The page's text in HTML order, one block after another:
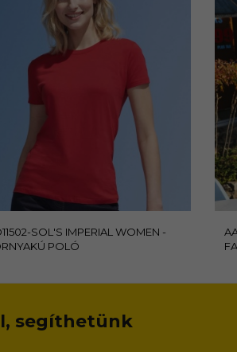
SOL'S IMPERIAL WOMEN -
POLÓ
segíthetünk